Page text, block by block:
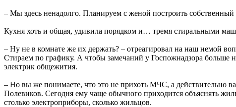
– Мы здесь ненадолго. Планируем с женой построить
Кухня хоть и общая, удивила порядком и… тремя стиральными
– Ну не в комнате же их держать? – отреагировал на наш немой
Стираем по графику. А чтобы замечаний у Госпожнадзора
электрик общежития.
– Но вы же понимаете, что это не прихоть МЧС, а действительно
Полевиков. Сегодня ему чаще обычного приходится объяснять
столько электроприборы, сколько жильцов.